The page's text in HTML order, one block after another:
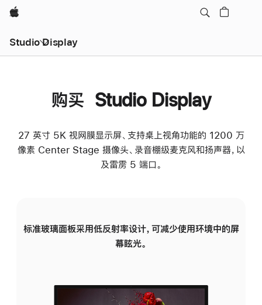
Apple
Studio Display
购买 Studio Display
27 英寸 5K 视网膜显示屏、支持桌上视角功能的 1200 万
像素 Center Stage 摄像头、录音棚级麦克风和扬声器，以
及雷雳 5 端口。
标准玻璃面板采用低反射率设计，可减少使用环境中的屏
幕眩光。